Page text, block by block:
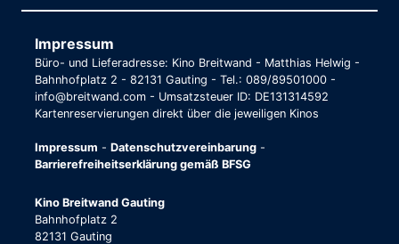
Impressum
Büro- und Lieferadresse: Kino Breitwand - Matthias Helwig -
Bahnhofplatz 2 - 82131 Gauting - Tel.: 089/89501000 -
info@breitwand.com - Umsatzsteuer ID: DE131314592
Kartenreservierungen direkt über die jeweiligen Kinos
Impressum - Datenschutzvereinbarung -
Barrierefreiheitserklärung gemäß BFSG
Kino Breitwand Gauting
Bahnhofplatz 2
82131 Gauting